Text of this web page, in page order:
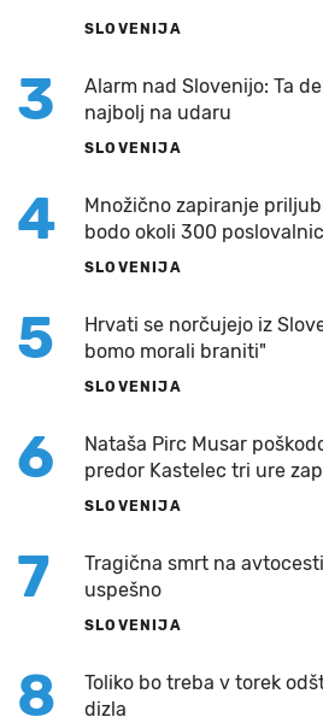
SLOVENIJA
3
Alarm nad Slovenijo: Ta
najbolj na udaru
SLOVENIJA
4
Množično zapiranje
bodo okoli 300 poslovalnic
SLOVENIJA
5
Hrvati se norčujejo iz
bomo morali braniti"
SLOVENIJA
6
Nataša Pirc Musar
predor Kastelec tri ure
SLOVENIJA
7
Tragična smrt na
uspešno
SLOVENIJA
8
Toliko bo treba v torek
dizla